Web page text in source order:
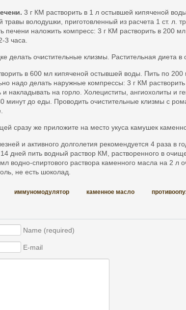
3 г КМ растворить в 1 л остывшей кипяченой
травы володушки, приготовленный из расчета 1 ст. л.
печени наложить компресс: 3 г КМ растворить в 200
3 часа.
делать очистительные клизмы. Растительная диета в
в 600 мл кипяченой остывшей воды. Пить по
надо делать наружные компрессы: 3 г КМ
накладывать на горло. Холециститы, ангиохолиты и
минут до еды. Проводить очистительные клизмы с
сразу же приложите на место укуса камушек
и активного долголетия рекомендуется 4 раза в
дней пить водный раствор КМ, растворенного в
водно-спиртового раствора каменного масла на 2
не есть шоколад.
иммуномодулятор каменное масло
Name (required)
E-mail